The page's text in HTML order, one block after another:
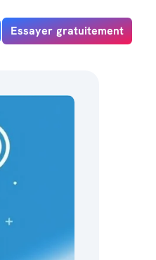
Essayer gratuitement